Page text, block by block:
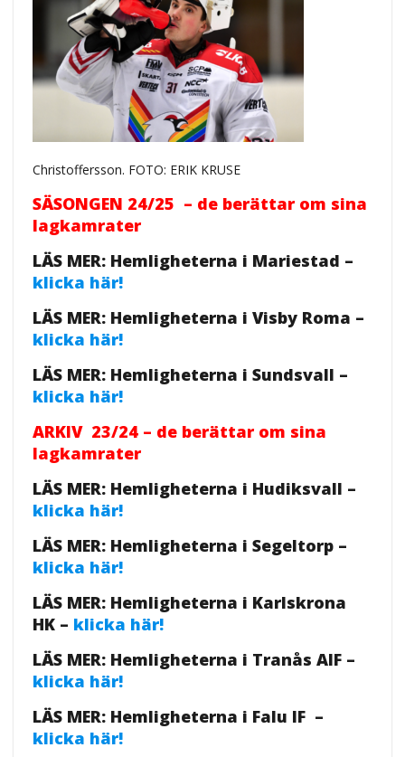
Christoffersson. FOTO: ERIK KRUSE
SÄSONGEN 24/25 – de berättar om sina
lagkamrater
LÄS MER: Hemligheterna i Mariestad –
klicka här!
LÄS MER: Hemligheterna i Visby Roma –
klicka här!
LÄS MER: Hemligheterna i Sundsvall –
klicka här!
ARKIV 23/24 – de berättar om sina
lagkamrater
LÄS MER: Hemligheterna i Hudiksvall –
klicka här!
LÄS MER: Hemligheterna i Segeltorp –
klicka här!
LÄS MER: Hemligheterna i Karlskrona
HK – klicka här!
LÄS MER: Hemligheterna i Tranås AIF –
klicka här!
LÄS MER: Hemligheterna i Falu IF –
klicka här!